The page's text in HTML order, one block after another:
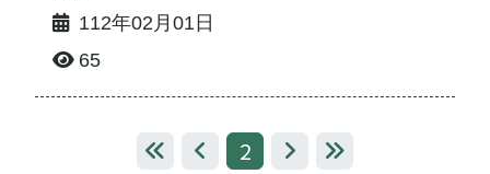
112年02月01日
65
第一頁上一頁
2 下一頁最後一頁